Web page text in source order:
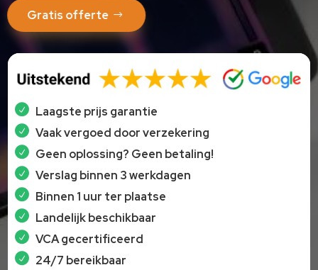
Gratis offerte
Laagste prijs garantie
Vaak vergoed door verzekering
Geen oplossing? Geen betaling!
Verslag binnen 3 werkdagen
Binnen 1 uur ter plaatse
Landelijk beschikbaar
VCA gecertificeerd
24/7 bereikbaar